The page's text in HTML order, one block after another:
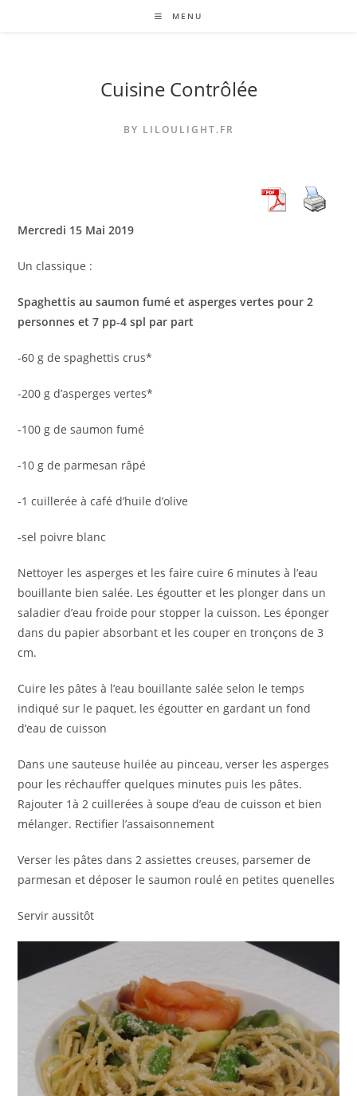
MENU
Cuisine Contrôlée
BY LILOULIGHT.FR
Mercredi 15 Mai 2019
Un classique :
Spaghettis au saumon fumé et asperges vertes pour 2
personnes et 7 pp-4 spl par part
-60 g de spaghettis crus*
-200 g d’asperges vertes*
-100 g de saumon fumé
-10 g de parmesan râpé
-1 cuillerée à café d’huile d’olive
-sel poivre blanc
Nettoyer les asperges et les faire cuire 6 minutes à l’eau
bouillante bien salée. Les égoutter et les plonger dans un
saladier d’eau froide pour stopper la cuisson. Les éponger
dans du papier absorbant et les couper en tronçons de 3
cm.
Cuire les pâtes à l’eau bouillante salée selon le temps
indiqué sur le paquet, les égoutter en gardant un fond
d’eau de cuisson
Dans une sauteuse huilée au pinceau, verser les asperges
pour les réchauffer quelques minutes puis les pâtes.
Rajouter 1à 2 cuillerées à soupe d’eau de cuisson et bien
mélanger. Rectifier l’assaisonnement
Verser les pâtes dans 2 assiettes creuses, parsemer de
parmesan et déposer le saumon roulé en petites quenelles
Servir aussitôt